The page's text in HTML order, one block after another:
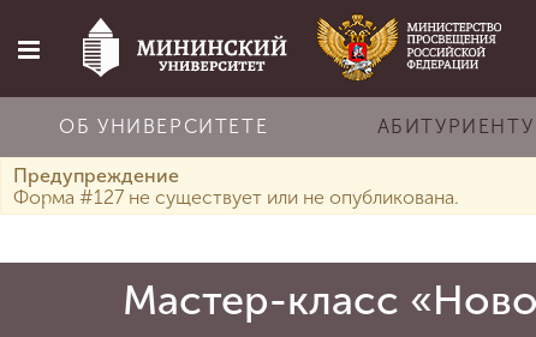
Главная
ОБ УНИВЕРСИТЕТЕ АБИТУРИЕНТУ
Предупреждение
Форма #127 не существует или не опубликована.
Мастер-класс